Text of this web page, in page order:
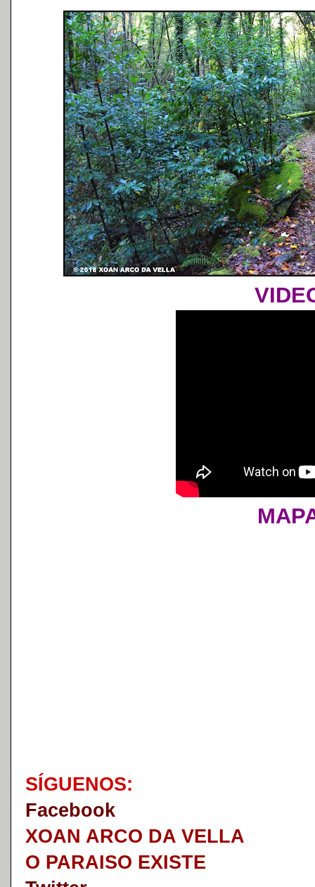
SÍGUENOS:
Facebook
XOAN ARCO DA VELLA
O PARAISO EXISTE